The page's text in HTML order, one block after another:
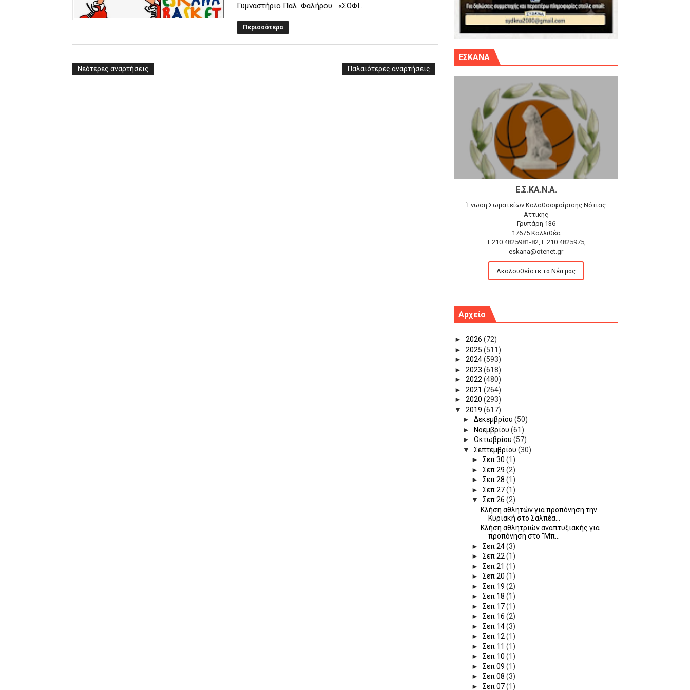
ΧΡΟΝΙΑ ΠΟΛΛΑ ΣΤΟ ΕΛΛΗΝΙΚΟ ΜΠΑΣΚΕΤ : 39Η ΕΠΕΤΕΙΟΣ ΑΠΟ ΤΟ ΕΠΟΣ ΤΟΥ 1987
Ο δρόμος για τον 29ο τελικό κυπέλλου ανδρών ΕΣΚΑΝΑ Μανδραϊκός Προοδευτική στο νέο κλ. Αγίου Δημητρίου την Κυριακή 14.6.26
U21: Τεράστια πρόκριση για τον Πανελευσινιακό στον τελικό αύριο με Αρετσού (το video του αγώνα)
Γ΄ανδρών play offs : "Σκληρό" καρύδι η Φιλία Περάματος έφερε την σειρά στα ίσια (1-1) νίκησε τον Προφήτη Ηλία 78-74 στα Καμίνια
Γυμναστήριο Παλ. Φαλήρου «ΣΟΦΙ...
Περισσότερα
Νεότερες αναρτήσεις Παλαιότερες αναρτήσεις
ΕΣΚΑΝΑ
Ε.Σ.ΚΑ.Ν.Α.
Ένωση Σωματείων Καλαθοσφαίρισης Νότιας
Αττικής
Γρυπάρη 136
17675 Καλλιθέα
T 210 4825981-82, F 210 4825975,
eskana@otenet.gr
Ακολουθείστε τα Νέα μας
Αρχείο
► 2026 (72)
► 2025 (511)
► 2024(593)
► 2023 (618)
► 2022(480)
► 2021 (264)
► 2020 (293)
▼ 2019 (617)
►Δεκεμβρίου(50)
► Νοεμβρίου(61)
►Οκτωβρίου(57)
▼Σεπτεμβρίου(30)
►Σεπ 30(1)
►Σεπ 29(2)
►Σεπ 28(1)
►Σεπ 27(1)
▼Σεπ 26(2)
Κλήση αθλητών για προπόνηση την
Κυριακή στο Σαλπέα...
Κλήση αθλητριών αναπτυξιακής για
προπόνηση στο "Μπ...
►Σεπ 24(3)
►Σεπ 22(1)
►Σεπ 21(1)
►Σεπ 20(1)
►Σεπ 19(2)
►Σεπ 18(1)
►Σεπ 17(1)
►Σεπ 16(2)
►Σεπ 14(3)
►Σεπ 12(1)
►Σεπ 11(1)
►Σεπ 10(1)
►Σεπ 09(1)
►Σεπ 08(3)
►Σεπ 07(1)